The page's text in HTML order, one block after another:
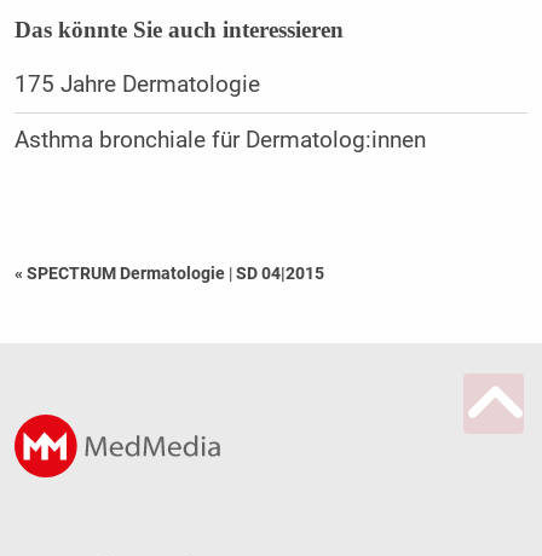
Das könnte Sie auch interessieren
175 Jahre Dermatologie
Asthma bronchiale für Dermatolog:innen
« SPECTRUM Dermatologie |SD 04|2015